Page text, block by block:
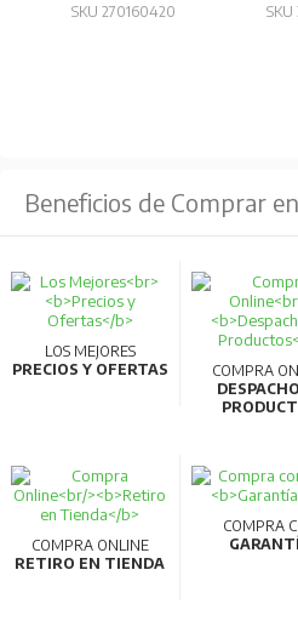
SKU 270160420
Beneficios de Comprar
LOS MEJORES
PRECIOS Y OFERTAS
COMPRA
COMPRA ONLINE
RETIRO EN TIENDA
COMPRA